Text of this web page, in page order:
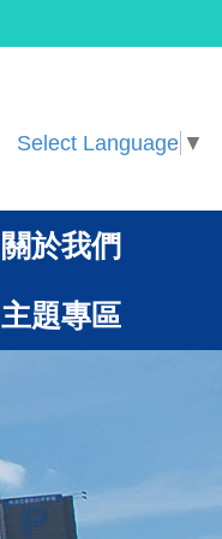
Select Language ▼
關於我們
主題專區